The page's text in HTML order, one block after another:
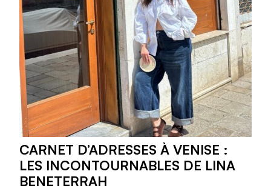
CARNET D’ADRESSES À VENISE :
LES INCONTOURNABLES DE LINA
BENETERRAH